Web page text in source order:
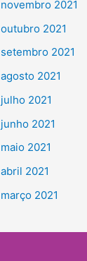
novembro 2021
outubro 2021
setembro 2021
agosto 2021
julho 2021
junho 2021
maio 2021
abril 2021
março 2021